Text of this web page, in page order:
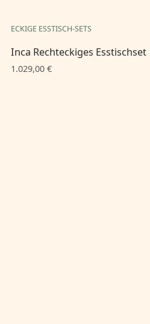
ECKIGE ESSTISCH-SETS
Inca Rechteckiges Esstischset
1.029,00 €